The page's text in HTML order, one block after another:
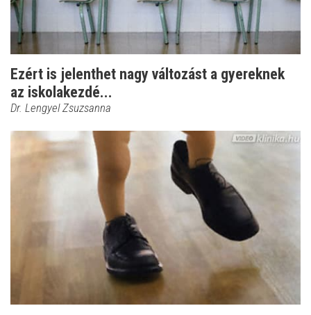
Ezért is jelenthet nagy változást a gyereknek
az iskolakezdé...
Dr. Lengyel Zsuzsanna